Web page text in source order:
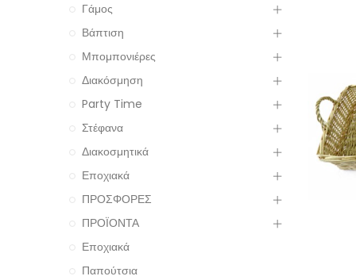
Γάμος
Βάπτιση
Μπομπονιέρες
Διακόσμηση
Party Time
Στέφανα
Διακοσμητικά
Εποχιακά
ΠΡΟΣΦΟΡΕΣ
ΠΡΟΪΟΝΤΑ
Εποχιακά
Παπούτσια